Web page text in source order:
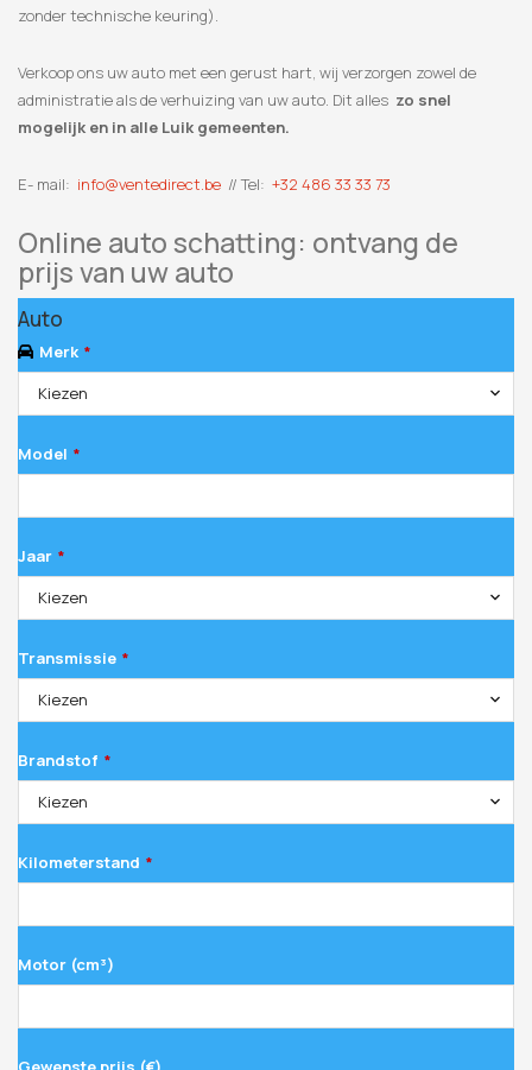
zonder technische keuring).
Verkoop ons uw auto met een gerust hart, wij verzorgen zowel de
administratie als de verhuizing van uw auto. Dit alles zo snel
mogelijk en in alle Luik gemeenten.
E- mail: info@ventedirect.be // Tel: +32 486 33 33 73
Online auto schatting: ontvang de
prijs van uw auto
Auto
Merk *
Kiezen
Model *
Jaar *
Kiezen
Transmissie *
Kiezen
Brandstof *
Kiezen
Kilometerstand *
Motor (cm³)